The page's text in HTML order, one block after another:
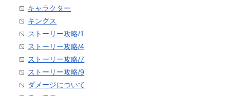
キャラクター
キングス
ストーリー攻略/1
ストーリー攻略/4
ストーリー攻略/7
ストーリー攻略/9
ダメージについて